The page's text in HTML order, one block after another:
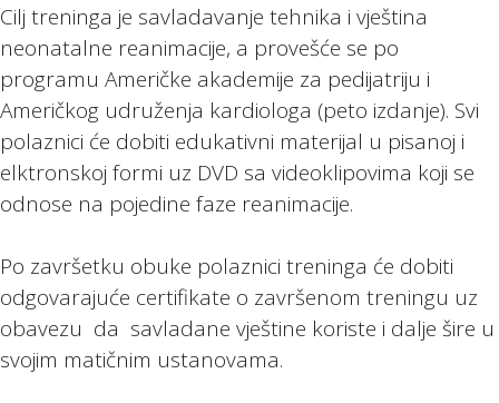
Cilj treninga je savladavanje tehnika i vještina
neonatalne reanimacije, a provešće se po
programu Američke akademije za pedijatriju i
Američkog udruženja kardiologa (peto izdanje). Svi
polaznici će dobiti edukativni materijal u pisanoj i
elktronskoj formi uz DVD sa videoklipovima koji se
odnose na pojedine faze reanimacije.
Po završetku obuke polaznici treninga će dobiti
odgovarajuće certifikate o završenom treningu uz
obavezu da savladane vještine koriste i dalje šire u
svojim matičnim ustanovama.